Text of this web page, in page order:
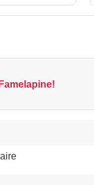
Famelapine!